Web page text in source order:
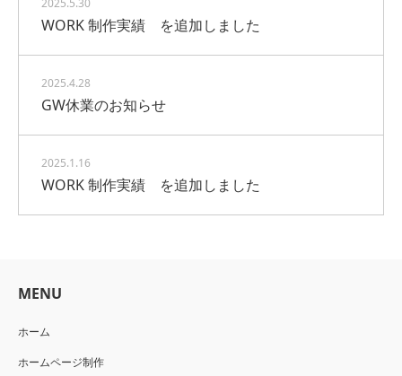
2025.5.30
WORK 制作実績 を追加しました
2025.4.28
GW休業のお知らせ
2025.1.16
WORK 制作実績 を追加しました
MENU
ホーム
ホームページ制作